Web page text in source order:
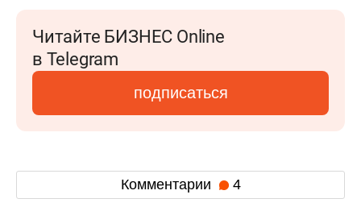
Читайте БИЗНЕС Online
в Telegram
подписаться
Комментарии 4